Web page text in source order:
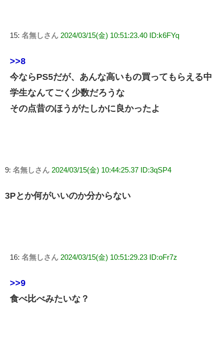
15: 名無しさん 2024/03/15(金) 10:51:23.40 ID:k6FYq
>>8
今ならPS5だが、あんな高いもの買ってもらえる中
学生なんてごく少数だろうな
その点昔のほうがたしかに良かったよ
9: 名無しさん 2024/03/15(金) 10:44:25.37 ID:3qSP4
3Pとか何がいいのか分からない
16: 名無しさん 2024/03/15(金) 10:51:29.23 ID:oFr7z
>>9
食べ比べみたいな？